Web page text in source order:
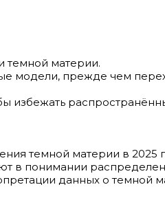
темной материи.
модели, прежде чем
избежать
темной материи в 2025
в понимании
данных о темной